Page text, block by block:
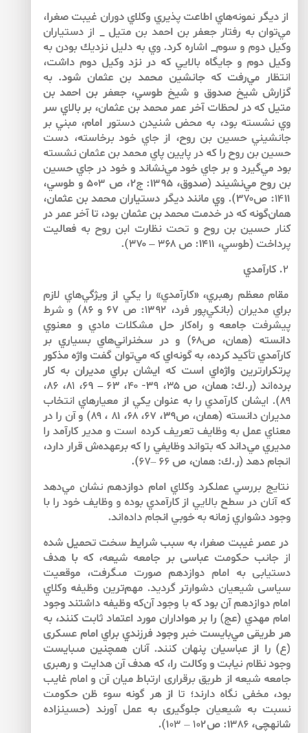
از ديگر نمونه‌هاي اطاعت پذيري وكلاي دوران غيبت صغرا،
مي‌توان به رفتار جعفر بن احمد بن متيل _ از دستياران
وكيل دوم و سوم_ اشاره كرد. وي به دليل نزديك بودن به
وكيل دوم و جايگاه بالايي كه در نزد وكيل دوم داشت،
انتظار مي‌رفت كه جانشين محمد بن عثمان شود. به
گزارش شيخ صدوق و شيخ طوسي، جعفر بن احمد بن
متيل كه در لحظات آخر عمر محمد بن عثمان، بر بالاي سر
وي نشسته بود، به محض شنيدن دستور امام، مبني بر
جانشيني حسين بن روح، از جاي خود برخاسته، دست
حسين بن روح را كه در پايين پاي محمد بن عثمان نشسته
بود مي‌گيرد و بر جاي خود مي‌نشاند و خود در جاي حسين
بن روح مي‌نشيند (صدوق، ۱۳۹۵: ج۲، ص ۵۰۳ و طوسي،
۱۴۱۱: ص۳۷۰). وي مانند ديگر دستياران محمد بن عثمان،
همان‌گونه كه در خدمت محمد بن عثمان بود، تا آخر عمر در
كنار حسين بن روح و تحت نظارت ابن روح به فعاليت
پرداخت (طوسي، ۱۴۱۱: ص ۳۶۸ – ۳۷۰).
۲. كارآمدي
مقام معظم رهبري، «كارآمدي» را يكي از ويژگي‌هاي لازم
براي مديران (بانكي‌پور فرد، ۱۳۹۲: ص ۶۷ و ۸۶) و شرط
پيشرفت جامعه و راه‌كار حل مشكلات مادي و معنوي
دانسته (همان، ص۶۸) و در سخنراني‌هاي بسياري بر
كارآمدي تأكيد كرده، به گونه‌اي كه مي‌توان گفت واژه مذكور
پرتكرارترين واژه‌اي است كه ايشان براي مديران به ‌كار
برده‌اند (ر.ك: همان، ص ۳۵، ۳۹- ۴۰، ۶۳ – ۶۹، ۸۱، ۸۶،
۸۹). ايشان كارآمدي را به عنوان يكي از معيارهاي انتخاب
مديران دانسته (همان، ص۳۹، ۶۷، ۶۸، ۸۱ ، ۸۹) و آن را در
معناي عمل به وظايف تعريف كرده است و مدير كارآمد را
مديري مي‌داند كه بتواند وظايفي را كه برعهده‌ش قرار دارد،
انجام دهد (ر.ك: همان، ص ۶۶ –۶۷).
نتايج بررسي عملكرد وكلاي امام دوازدهم نشان مي‌دهد
كه آنان در سطح بالايي از كارآمدي بوده و وظايف خود را با
وجود دشواري زمانه به خوبي انجام داده‌اند.
در عصر غيبت صغرا، به سبب شرايط سخت تحميل شده
از جانب حكومت عباسى بر جامعه شيعه، كه با هدف
دستيابى به امام دوازدهم صورت مى‏گرفت، موقعيت
سياسى شيعيان دشوارتر گرديد. مهم‌ترين وظيفه وكلاي
امام دوازدهم آن بود كه با وجود آن‌كه وظيفه داشتند وجود
امام مهدي (عج) را بر هواداران مورد اعتماد ثابت كنند، به
هر طريقى مي‌بايست خبر وجود فرزندي براي امام عسكرى
(ع) را از عباسيان پنهان كنند. آنان همچنين مى‏بايست
وجود نظام نيابت و وكالت را، كه هدف آن هدايت و رهبرى
جامعه شيعه از طريق برقرارى ارتباط ميان آن و امام غايب
بود، مخفى نگاه دارند؛ تا از هر گونه سوء ظن حكومت
نسبت به شيعيان جلوگيرى به عمل آورند (حسين‏زاده
شانه‏چى، ۱۳۸۶: ص۱۰۲ – ۱۰۳).